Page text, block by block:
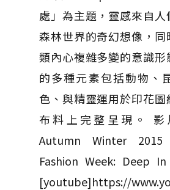
處」為主題，靈感來自
森林世界的奇幻想像，同
類內心複雜多變的意識形
的多種元素包括動物、
色、與精靈運用於印花圖
布料上完整呈現。 影
Autumn Winter
Fashion Week: Deep
[youtube]https://